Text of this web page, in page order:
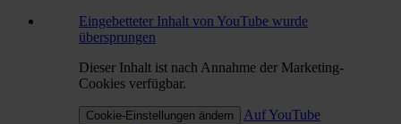
Eingebetteter Inhalt von YouTube wurde
übersprungen
Dieser Inhalt ist nach Annahme der Marketing-
Cookies verfügbar.
Cookie-Einstellungen ändern
Auf YouTube